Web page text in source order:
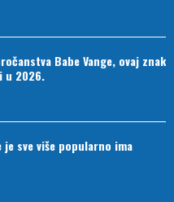
Babe Vange, ovaj znak
u 2026.
je sve više popularno ima